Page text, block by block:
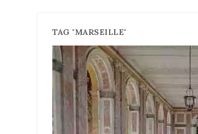
TAG "MARSEILLE"